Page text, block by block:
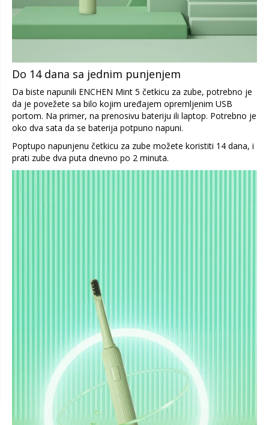
Do 14 dana sa jednim punjenjem
Da biste napunili ENCHEN Mint 5 četkicu za zube, potrebno je
da je povežete sa bilo kojim uređajem opremljenim USB
portom. Na primer, na prenosivu bateriju ili laptop. Potrebno je
oko dva sata da se baterija potpuno napuni.
Poptupo napunjenu četkicu za zube možete koristiti 14 dana, i
prati zube dva puta dnevno po 2 minuta.